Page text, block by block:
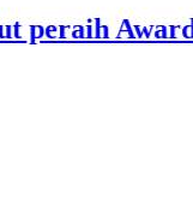
Awards